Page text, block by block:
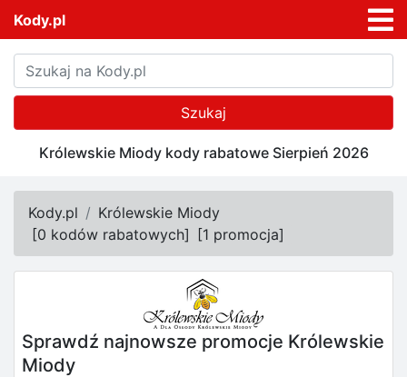
Kody.pl
Szukaj
Królewskie Miody kody rabatowe Sierpień 2026
Kody.pl
Królewskie Miody
[0 kodów rabatowych] [1 promocja]
Sprawdź najnowsze promocje Królewskie
Miody